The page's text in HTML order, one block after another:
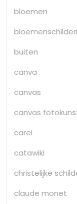
bloemen
buiten
canva
canvas
canvas
carel
catawiki
christelijke
claude monet